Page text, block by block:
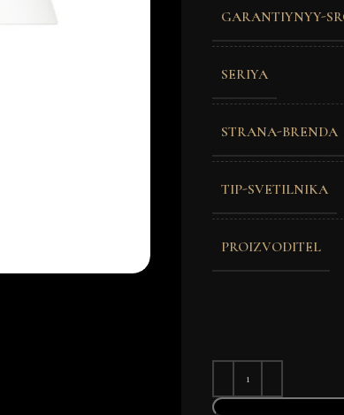
GARANTIYNYY-
SERIYA
STRANA-BRENDA
TIP-SVETILNIKA
PROIZVODITEL